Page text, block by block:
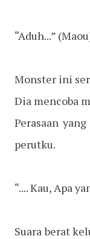
“Aduh...”
Monster ini
Dia mencoba
Perasaan
perutku.
“.... Kau, Apa
Suara berat